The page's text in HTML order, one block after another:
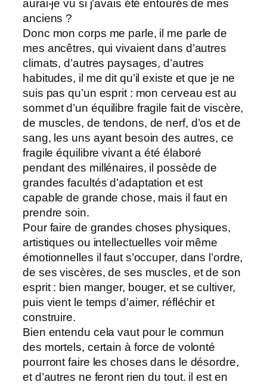
aurai-je vu si j’avais été entourés de mes
anciens ?
Donc mon corps me parle, il me parle de
mes ancêtres, qui vivaient dans d’autres
climats, d’autres paysages, d’autres
habitudes, il me dit qu’il existe et que je ne
suis pas qu’un esprit : mon cerveau est au
sommet d’un équilibre fragile fait de viscère,
de muscles, de tendons, de nerf, d’os et de
sang, les uns ayant besoin des autres, ce
fragile équilibre vivant a été élaboré
pendant des millénaires, il possède de
grandes facultés d’adaptation et est
capable de grande chose, mais il faut en
prendre soin.
Pour faire de grandes choses physiques,
artistiques ou intellectuelles voir même
émotionnelles il faut s’occuper, dans l’ordre,
de ses viscères, de ses muscles, et de son
esprit : bien manger, bouger, et se cultiver,
puis vient le temps d’aimer, réfléchir et
construire.
Bien entendu cela vaut pour le commun
des mortels, certain à force de volonté
pourront faire les choses dans le désordre,
et d’autres ne feront rien du tout. il est en